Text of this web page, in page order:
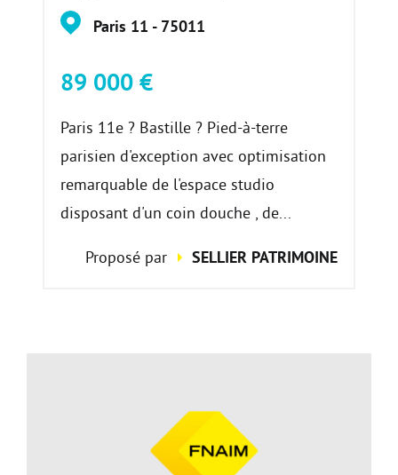
Paris 11 - 75011
89 000 €
Paris 11e ? Bastille ? Pied-à-terre
parisien d'exception avec optimisation
remarquable de l'espace studio
disposant d'un coin douche , de...
Proposé par SELLIER PATRIMOINE